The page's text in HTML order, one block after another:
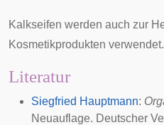
Kalkseifen werden auch zur
Kosmetikprodukten verwendet.
Literatur
Siegfried Hauptmann:
Neuauflage. Deutscher